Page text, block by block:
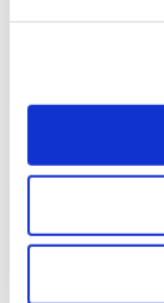
2018 (150)
2016 (167)
2014 (44)